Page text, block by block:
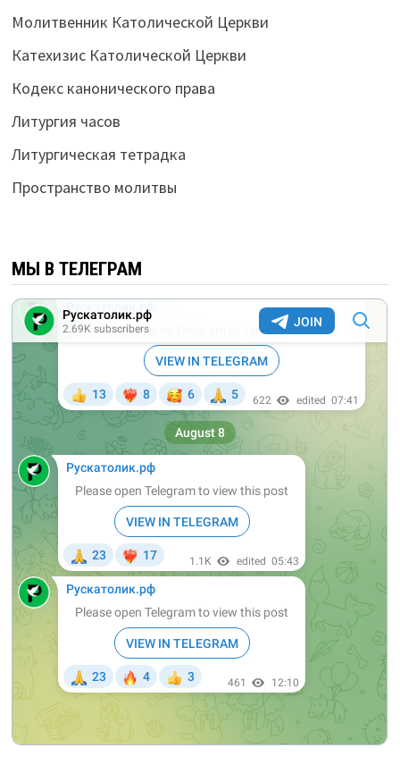
Молитвенник Католической Церкви
Катехизис Католической Церкви
Кодекс канонического права
Литургия часов
Литургическая тетрадка
Пространство молитвы
МЫ В ТЕЛЕГРАМ